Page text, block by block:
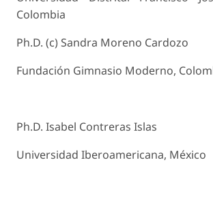
Colombia
Ph.D. (c) Sandra Moreno Cardozo
Fundación Gimnasio Moderno,
Ph.D. Isabel Contreras Islas
Universidad Iberoamericana, México